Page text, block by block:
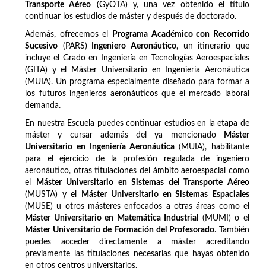
Transporte Aéreo (GyOTA) y, una vez obtenido el título
continuar los estudios de máster y después de doctorado.
Además, ofrecemos el
Programa Académico con Recorrido
Sucesivo (PARS) Ingeniero Aeronáutico, un itinerario que
incluye el Grado en Ingeniería en Tecnologías Aeroespaciales
(GITA) y el Máster Universitario en Ingeniería Aeronáutica
(MUIA). Un programa especialmente diseñado para formar a
los futuros ingenieros aeronáuticos que el mercado laboral
demanda.
En nuestra Escuela puedes continuar estudios en la etapa de
máster y cursar además del ya mencionado
Máster
Universitario en Ingeniería Aeronáutica(MUIA), habilitante
para el ejercicio de la profesión regulada de ingeniero
aeronáutico, otras titulaciones del ámbito aeroespacial como
el
Máster Universitario en Sistemas del Transporte Aéreo
(MUSTA) y el
Máster Universitario en Sistemas Espaciales
(MUSE) u otros másteres enfocados a otras áreas como el
Máster Universitario en Matemática Industrial
(MUMI) o el
Máster Universitario de Formación del Profesorado. También
puedes acceder directamente a máster acreditando
previamente las titulaciones necesarias que hayas obtenido
en otros centros universitarios.